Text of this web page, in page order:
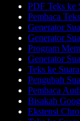
PDF Teks ke
Pembaca
Generator
Generator
Program
Generator
Teks ke
Pengubah
Pembaca
Bisakah
Ekstensi